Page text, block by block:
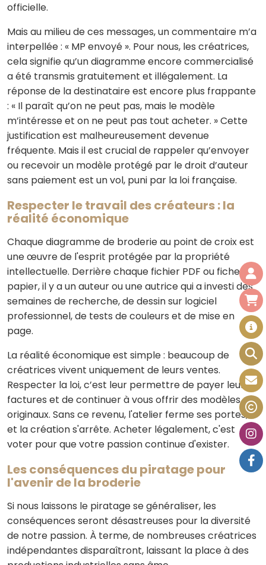
officielle.
Mais au milieu de ces messages, un commentaire m’a
interpellée : « MP envoyé ». Pour nous, les créatrices,
cela signifie qu’un diagramme encore commercialisé
a été transmis gratuitement et illégalement. La
réponse de la destinataire est encore plus frappante
: « Il paraît qu’on ne peut pas, mais le modèle
m’intéresse et on ne peut pas tout acheter. » Cette
justification est malheureusement devenue
fréquente. Mais il est crucial de rappeler qu’envoyer
ou recevoir un modèle protégé par le droit d’auteur
sans paiement est un vol, puni par la loi française.
Respecter le travail des créateurs : la
réalité économique
Chaque diagramme de broderie au point de croix est
une œuvre de l'esprit protégée par la propriété
intellectuelle. Derrière chaque fichier PDF ou fiche
papier, il y a un auteur ou une autrice qui a investi des
semaines de recherche, de dessin sur logiciel
professionnel, de tests de couleurs et de mise en
page.
La réalité économique est simple : beaucoup de
créatrices vivent uniquement de leurs ventes.
Respecter la loi, c’est leur permettre de payer leurs
factures et de continuer à vous offrir des modèles
originaux. Sans ce revenu, l'atelier ferme ses portes,
et la création s'arrête. Acheter légalement, c'est
voter pour que votre passion continue d'exister.
Les conséquences du piratage pour
l'avenir de la broderie
Si nous laissons le piratage se généraliser, les
conséquences seront désastreuses pour la diversité
de notre passion. À terme, de nombreuses créatrices
indépendantes disparaîtront, laissant la place à des